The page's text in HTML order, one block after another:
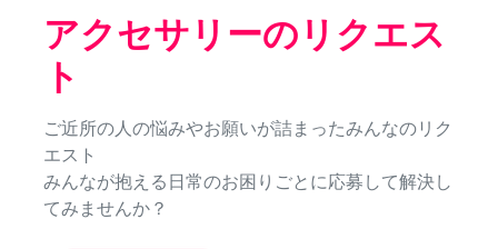
アクセサリーのリクエス
ト
ご近所の人の悩みやお願いが詰まったみんなのリク
エスト
みんなが抱える日常のお困りごとに応募して解決し
てみませんか？